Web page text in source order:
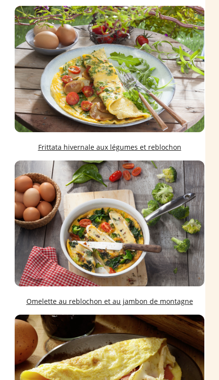
Frittata hivernale aux légumes et reblochon
Omelette au reblochon et au jambon de montagne